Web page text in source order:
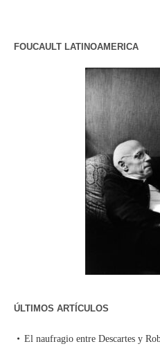
FOUCAULT LATINOAMERICA
ÚLTIMOS ARTÍCULOS
El naufragio entre Descartes y